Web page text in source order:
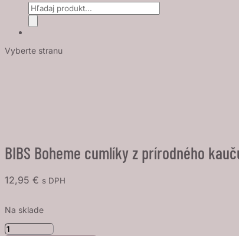
Products
search
Vyberte stranu
BIBS Boheme cumlíky z prírodného
12,95 € s DPH
Na sklade
množstvo